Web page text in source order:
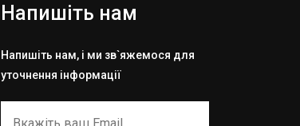
Напишіть нам
Напишіть нам, і ми зв`яжемося для
уточнення інформації